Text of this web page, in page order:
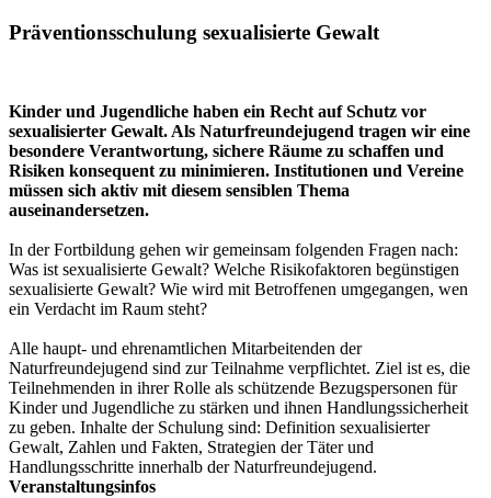
Präventionsschulung sexualisierte Gewalt
Kinder und Jugendliche haben ein Recht auf Schutz vor
sexualisierter Gewalt. Als Naturfreundejugend tragen wir eine
besondere Verantwortung, sichere Räume zu schaffen und
Risiken konsequent zu minimieren. Institutionen und Vereine
müssen sich aktiv mit diesem sensiblen Thema
auseinandersetzen.
In der Fortbildung gehen wir gemeinsam folgenden Fragen nach:
Was ist sexualisierte Gewalt? Welche Risikofaktoren begünstigen
sexualisierte Gewalt? Wie wird mit Betroffenen umgegangen, wen
ein Verdacht im Raum steht?
Alle haupt- und ehrenamtlichen Mitarbeitenden der
Naturfreundejugend sind zur Teilnahme verpflichtet. Ziel ist es, die
Teilnehmenden in ihrer Rolle als schützende Bezugspersonen für
Kinder und Jugendliche zu stärken und ihnen Handlungssicherheit
zu geben. Inhalte der Schulung sind: Definition sexualisierter
Gewalt, Zahlen und Fakten, Strategien der Täter und
Handlungsschritte innerhalb der Naturfreundejugend.
Veranstaltungsinfos